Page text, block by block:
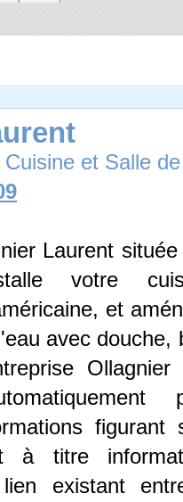
et Salle
Laurent
votre
et
avec douche,
figurant
à titre
existant